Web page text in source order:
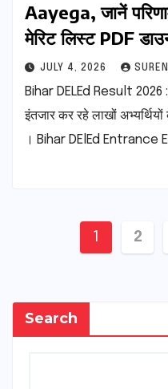
Aayega, जानें
मेरिट लिस्ट PDF
JULY 4, 2026
Bihar DELEd Result 2026 :
इंतजार कर रहे लाखों
। Bihar DElEd Entrance
Posts
1 2
Search